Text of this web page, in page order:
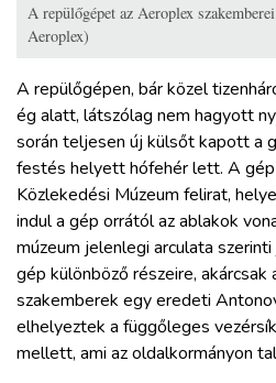
A repülőgépet az Aeroplex
Aeroplex)
A repülőgépen, bár közel
ég alatt, látszólag nem hagyott
során teljesen új külsőt kapott a
festés helyett hófehér lett. A
Közlekedési Múzeum felirat,
indul a gép orrától az ablakok
múzeum jelenlegi arculata
gép különböző részeire,
szakemberek egy eredeti
elhelyeztek a függőleges
mellett, ami az oldalkormányon